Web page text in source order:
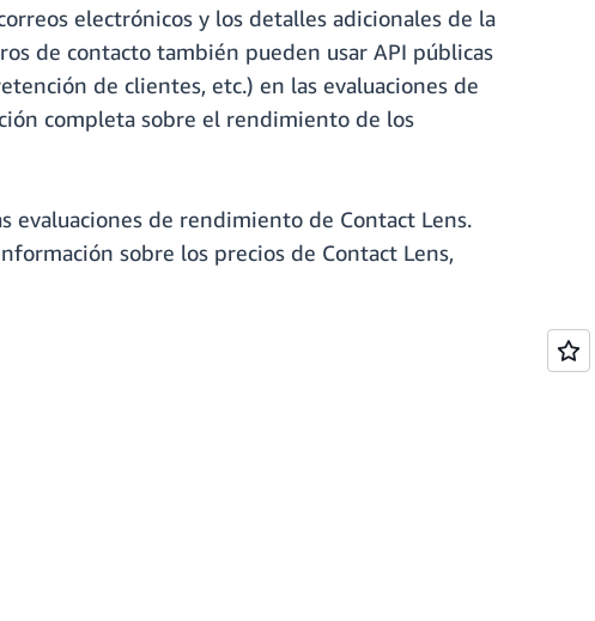
electrónicos y los detalles adicionales de la
de contacto también pueden usar API públicas
de clientes, etc.) en las evaluaciones de
completa sobre el rendimiento de los
evaluaciones de rendimiento de Contact Lens.
sobre los precios de Contact Lens,